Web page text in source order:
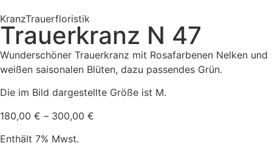
KranzTrauerfloristik
Trauerkranz N 47
Wunderschöner Trauerkranz mit Rosafarbenen Nelken und
weißen saisonalen Blüten, dazu passendes Grün.
Die im Bild dargestellte Größe ist M.
180,00 € – 300,00 €
Enthält 7% Mwst.